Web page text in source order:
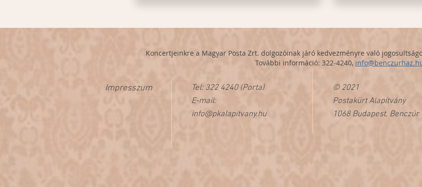
Koncertjeinkre a Magyar Posta Zrt. dolgozóinak járó kedvezményre való
További információ: 322-4240,
Impresszum
Tel: 322 4240 (Porta)
E-mail:
info@pkalapitvany.hu
© 2021
Postakürt Alapítvány
1068 Budapest, Benczúr